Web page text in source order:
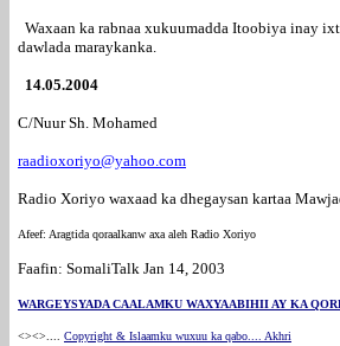
Waxaan ka rabnaa xukuumadda Itoobiya inay
dawlada maraykanka.
14.05.2004
C/Nuur Sh. Mohamed
raadioxoriyo@yahoo.com
Radio Xoriyo waxaad ka dhegaysan kartaa
Afeef: Aragtida qoraalkanw axa aleh Radio Xoriyo
Faafin: SomaliTalk Jan 14, 2003
WARGEYSYADA CAALAMKU WAXYAABIHII AY KA
<><> Copyright & Islaamku wuxuu ka qabo.... Akhri